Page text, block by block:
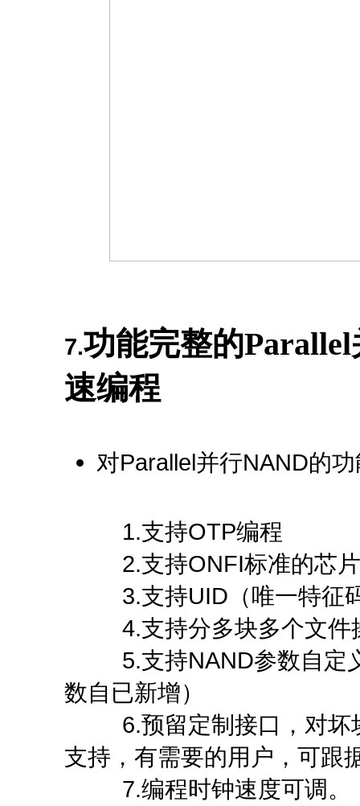
7.功能完整的
速编程
对Parallel并行NAND的
1.支持OTP编程
2.支持ONFI标准的芯片
3.支持UID（唯一特征
4.支持分多块多个文件
5.支持NAND参数自定义
数自已新增）
6.预留定制接口，对坏
支持，有需要的用户，可跟
7.编程时钟速度可调。